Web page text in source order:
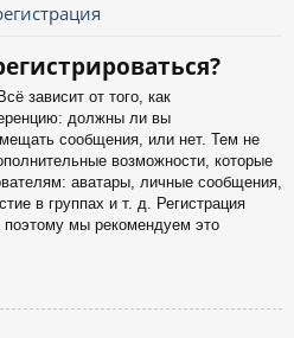
зависит от того, как
должны ли вы
сообщения, или нет. Тем не
возможности, которые
аватары, личные сообщения,
в группах и т. д. Регистрация
поэтому мы рекомендуем это